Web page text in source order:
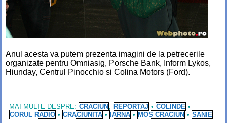
Anul acesta va putem prezenta imagini de la petrecerile
organizate pentru Omniasig, Porsche Bank, Inform Lykos,
Hiunday, Centrul Pinocchio si Colina Motors (Ford).
MAI MULTE DESPRE: CRACIUN REPORTAJ • COLINDE •
CORUL RADIO • CRACIUNITA • IARNA • MOS CRACIUN • SANIE